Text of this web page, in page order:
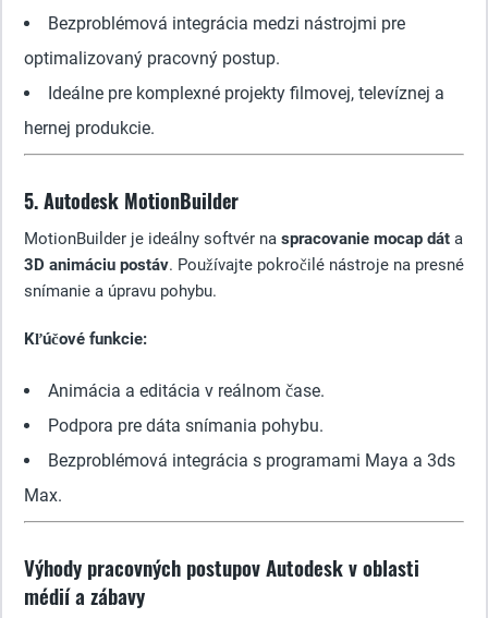
Bezproblémová integrácia medzi nástrojmi pre
optimalizovaný pracovný postup.
Ideálne pre komplexné projekty filmovej, televíznej a
hernej produkcie.
5. Autodesk MotionBuilder
MotionBuilder je ideálny softvér na spracovanie mocap dát a
3D animáciu postáv. Používajte pokročilé nástroje na presné
snímanie a úpravu pohybu.
Kľúčové funkcie:
Animácia a editácia v reálnom čase.
Podpora pre dáta snímania pohybu.
Bezproblémová integrácia s programami Maya a 3ds
Max.
Výhody pracovných postupov Autodesk v oblasti
médií a zábavy